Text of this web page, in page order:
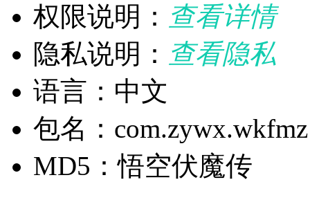
权限说明： 查看详情
隐私说明： 查看隐私
语言：中文
包名：com.zywx.wkfmz
MD5：悟空伏魔传